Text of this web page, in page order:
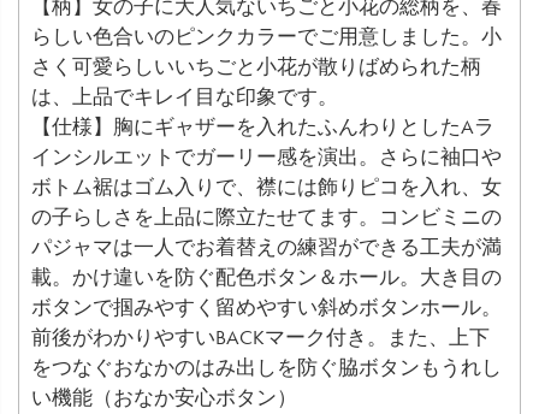
【柄】女の子に大人気ないちごと小花の総柄を、春
らしい色合いのピンクカラーでご用意しました。小
さく可愛らしいいちごと小花が散りばめられた柄
は、上品でキレイ目な印象です。
【仕様】胸にギャザーを入れたふんわりとしたAラ
インシルエットでガーリー感を演出。さらに袖口や
ボトム裾はゴム入りで、襟には飾りピコを入れ、女
の子らしさを上品に際立たせてます。コンビミニの
パジャマは一人でお着替えの練習ができる工夫が満
載。かけ違いを防ぐ配色ボタン＆ホール。大き目の
ボタンで掴みやすく留めやすい斜めボタンホール。
前後がわかりやすいBACKマーク付き。また、上下
をつなぐおなかのはみ出しを防ぐ脇ボタンもうれし
い機能（おなか安心ボタン）